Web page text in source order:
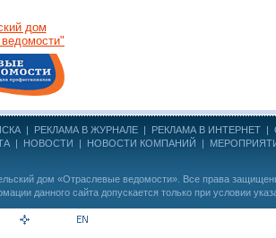
дом
| РЕКЛАМА В ЖУРНАЛЕ | РЕКЛАМА В ИНТЕРНЕТ |
| НОВОСТИ | НОВОСТИ КОМПАНИЙ |
дом «Отраслевые ведомости» . Все права
данного сайта допускается только при условии